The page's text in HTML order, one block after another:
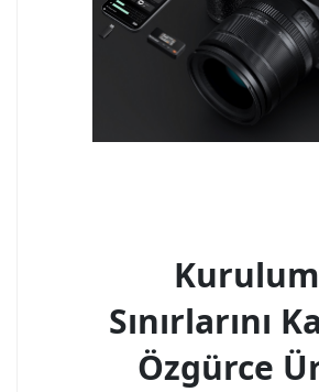
Kurulum
Sınırlarını
Özgürce